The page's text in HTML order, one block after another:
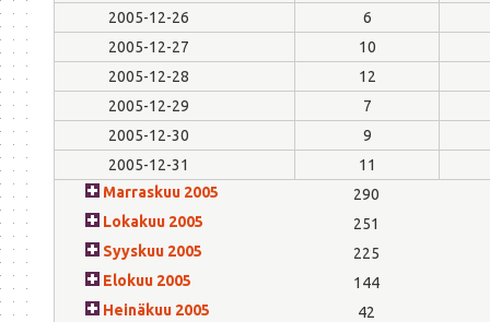
2005-12-26
6
2005-12-27
10
2005-12-28
12
2005-12-29
7
2005-12-30
9
2005-12-31
11
Marraskuu 2005
290
Lokakuu 2005
251
Syyskuu 2005
225
Elokuu 2005
144
Heinäkuu 2005
42